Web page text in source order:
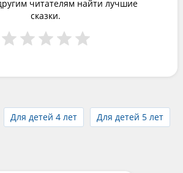
читателям найти лучшие
сказки.
Для детей 4 лет Для детей 5 лет